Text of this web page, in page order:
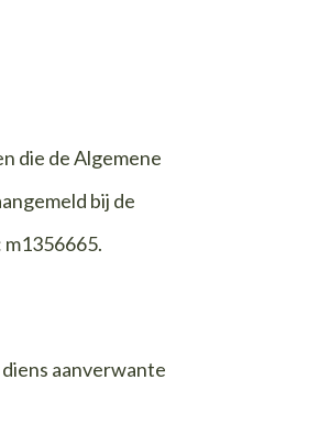
die de Algemene
bij de
aanverwante